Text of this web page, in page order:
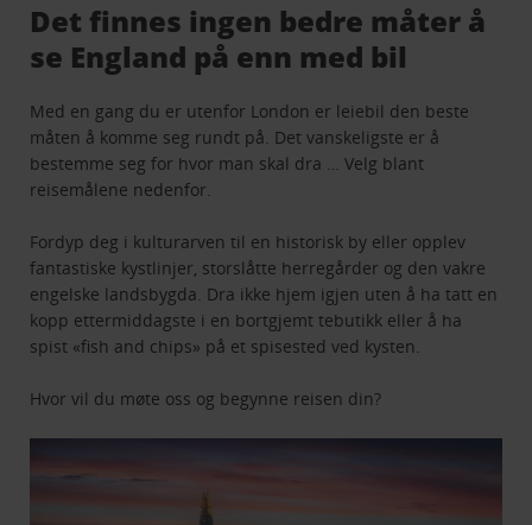
Det finnes ingen bedre måter å
se England på enn med bil
Med en gang du er utenfor London er leiebil den beste
måten å komme seg rundt på. Det vanskeligste er å
bestemme seg for hvor man skal dra … Velg blant
reisemålene nedenfor.
Fordyp deg i kulturarven til en historisk by eller opplev
fantastiske kystlinjer, storslåtte herregårder og den vakre
engelske landsbygda. Dra ikke hjem igjen uten å ha tatt en
kopp ettermiddagste i en bortgjemt tebutikk eller å ha
spist «fish and chips» på et spisested ved kysten.
Hvor vil du møte oss og begynne reisen din?